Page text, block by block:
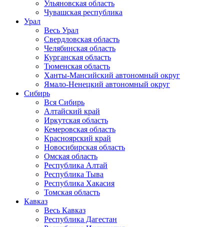
Ульяновская область
Чувашская республика
Урал
Весь Урал
Свердловская область
Челябинская область
Курганская область
Тюменская область
Ханты-Мансийский автономный округ
Ямало-Ненецкий автономный округ
Сибирь
Вся Сибирь
Алтайский край
Иркутская область
Кемеровская область
Красноярский край
Новосибирская область
Омская область
Республика Алтай
Республика Тыва
Республика Хакасия
Томская область
Кавказ
Весь Кавказ
Республика Дагестан